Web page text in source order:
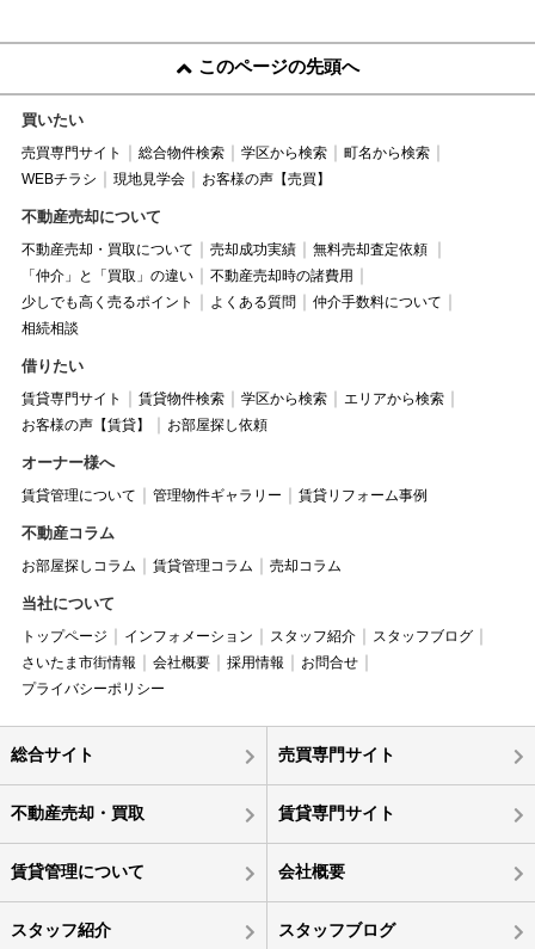
このページの先頭へ
買いたい
売買専門サイト 総合物件検索 学区から検索
町名から検索
WEBチラシ
現地見学会 お客様の声【売買】
不動産売却について
不動産売却・買取について 売却成功実績
無料売却査定依頼
「仲介」と「買取」の違い
不動産売却時の諸費用
少しでも高く売るポイント
よくある質問
仲介手数料について
相続相談
借りたい
賃貸専門サイト 賃貸物件検索 学区から検索
エリアから検索
お客様の声【賃貸】
お部屋探し依頼
オーナー様へ
賃貸管理について 管理物件ギャラリー 賃貸リフォーム事例
不動産コラム
お部屋探しコラム 賃貸管理コラム 売却コラム
当社について
トップページ インフォメーション スタッフ紹介
スタッフブログ
さいたま市街情報
会社概要 採用情報
お問合せ
プライバシーポリシー
総合サイト 売買専門サイト
不動産売却・買取 賃貸専門サイト
賃貸管理について 会社概要
スタッフ紹介 スタッフブログ